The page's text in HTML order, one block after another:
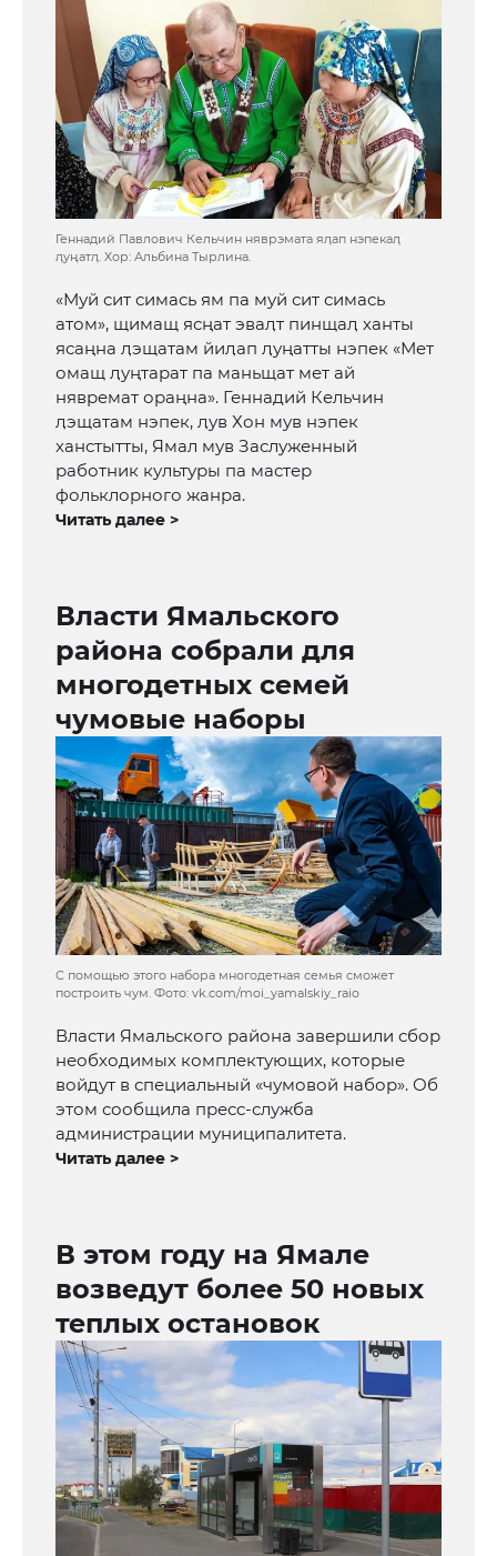
Геннадий Павлович Кельчин няврэмата яӆап нэпекаӆ
ӆуңатӆ. Хор: Альбина Тырлина.
«Муй сит симась ям па муй сит симась
атом», щимащ ясңат эваӆт пинщаӆ ханты
ясаңна ӆэщатам йиӆап ӆуңатты нэпек «Мет
омащ ӆуңтарат па маньщат мет ай
нявремат ораңна». Геннадий Кельчин
ӆэщатам нэпек, ӆув Хон мув нэпек
ханстытты, Ямал мув Заслуженный
работник культуры па мастер
фольклорного жанра.
Читать далее >
Власти Ямальского
района собрали для
многодетных семей
чумовые наборы
С помощью этого набора многодетная семья сможет
построить чум. Фото: vk.com/moi_yamalskiy_raio
Власти Ямальского района завершили сбор
необходимых комплектующих, которые
войдут в специальный «чумовой набор». Об
этом сообщила пресс-служба
администрации муниципалитета.
Читать далее >
В этом году на Ямале
возведут более 50 новых
теплых остановок